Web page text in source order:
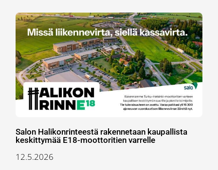
Salon Halikonrinteestä rakennetaan kaupallista
keskittymää E18-moottoritien varrelle
12.5.2026